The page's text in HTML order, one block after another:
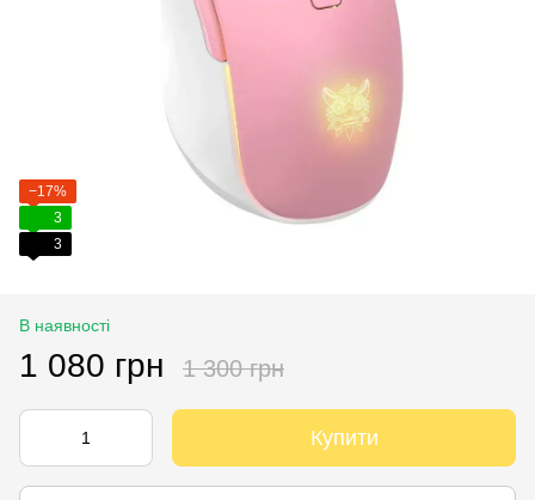
−17%
3
3
В наявності
1 080 грн 1 300 грн
Купити